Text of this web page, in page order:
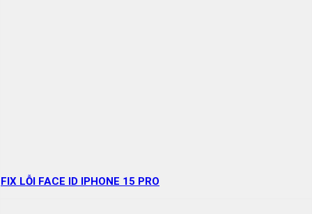
FIX LỖI FACE ID IPHONE 15 PRO